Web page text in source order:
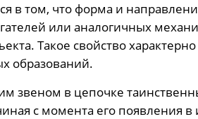
в том, что форма и
или аналогичных
Такое свойство
образований.
звеном в цепочке
с момента его появления в